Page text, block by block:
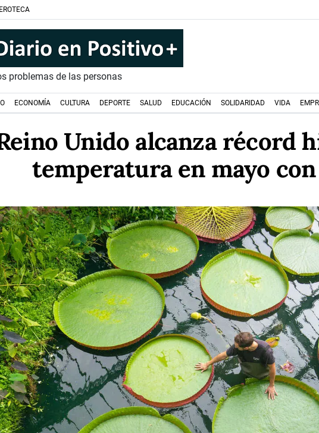
problemas de las personas
ECONOMÍA CULTURA DEPORTE SALUD EDUCACIÓN SOLIDARIDAD VIDA
Unido alcanza récord
temperatura en mayo con